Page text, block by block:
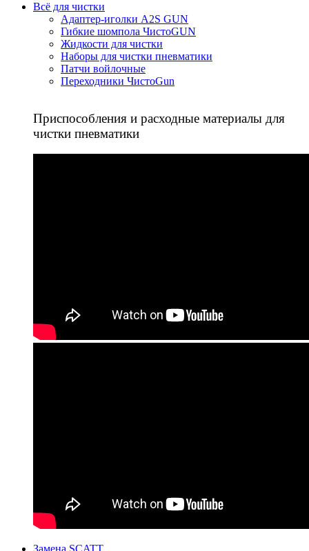
Всё для чистки
Адаптер-иголки A2S GUN
Гибкие шомпола ЧистоGUN
Жидкости для чистки
Наборы для чистки пневматики
Патчи войлочные
Переходники ЧистоGun
Приспособления и расходные материалы для
чистки пневматики
Замена SCATT